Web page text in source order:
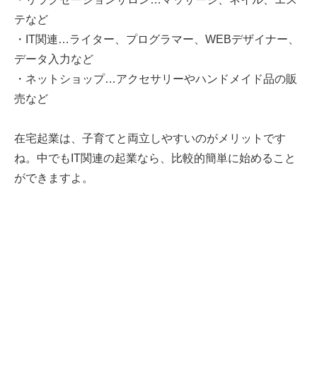
テなど
・IT関連…ライター、プログラマー、WEBデザイナー、
データ入力など
・ネットショップ…アクセサリーやハンドメイド品の販
売など
在宅起業は、子育てと両立しやすいのがメリットです
ね。中でもIT関連の起業なら、比較的簡単に始めること
ができますよ。